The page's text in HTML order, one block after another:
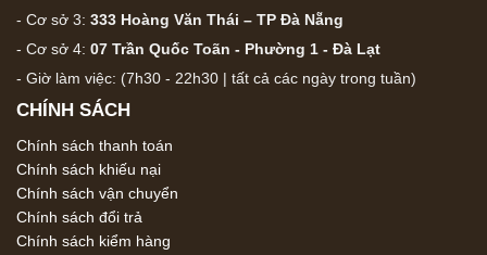
- Cơ sở 3: 333 Hoàng Văn Thái – TP Đà Nẵng
- Cơ sở 4: 07 Trần Quốc Toãn - Phường 1 - Đà Lạt
- Giờ làm việc: (7h30 - 22h30 | tất cả các ngày trong tuần)
CHÍNH SÁCH
Chính sách thanh toán
Chính sách khiếu nại
Chính sách vận chuyển
Chính sách đổi trả
Chính sách kiểm hàng